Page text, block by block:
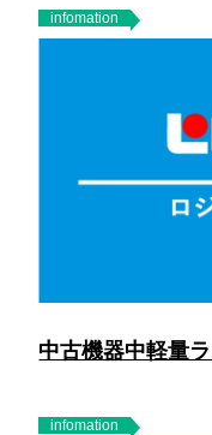
infomation
中古機器中軽量
infomation